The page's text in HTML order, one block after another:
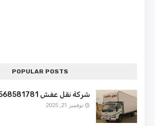
POPULAR POSTS
شركة نقل عفش 0568581781
نوفمبر 21, 2025